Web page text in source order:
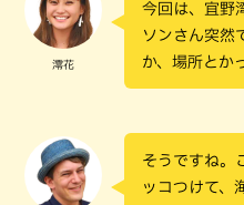
澪花
今回は、宜野
ソンさん突然
か、場所とか
そうですね。
ッコつけて、